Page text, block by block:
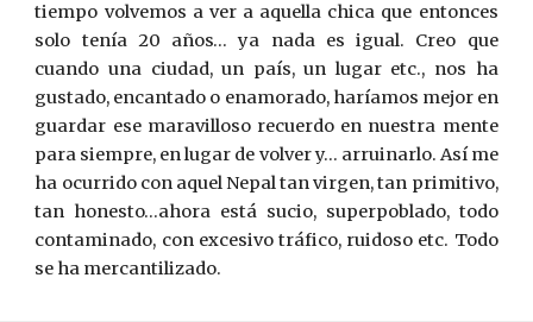
tiempo volvemos a ver a aquella chica que entonces
solo tenía 20 años… ya nada es igual. Creo que
cuando una ciudad, un país, un lugar etc., nos ha
gustado, encantado o enamorado, haríamos mejor en
guardar ese maravilloso recuerdo en nuestra mente
para siempre, en lugar de volver y… arruinarlo. Así me
ha ocurrido con aquel Nepal tan virgen, tan primitivo,
tan honesto…ahora está sucio, superpoblado, todo
conta­minado, con excesivo tráfico, ruidoso etc. Todo
se ha mercantilizado.